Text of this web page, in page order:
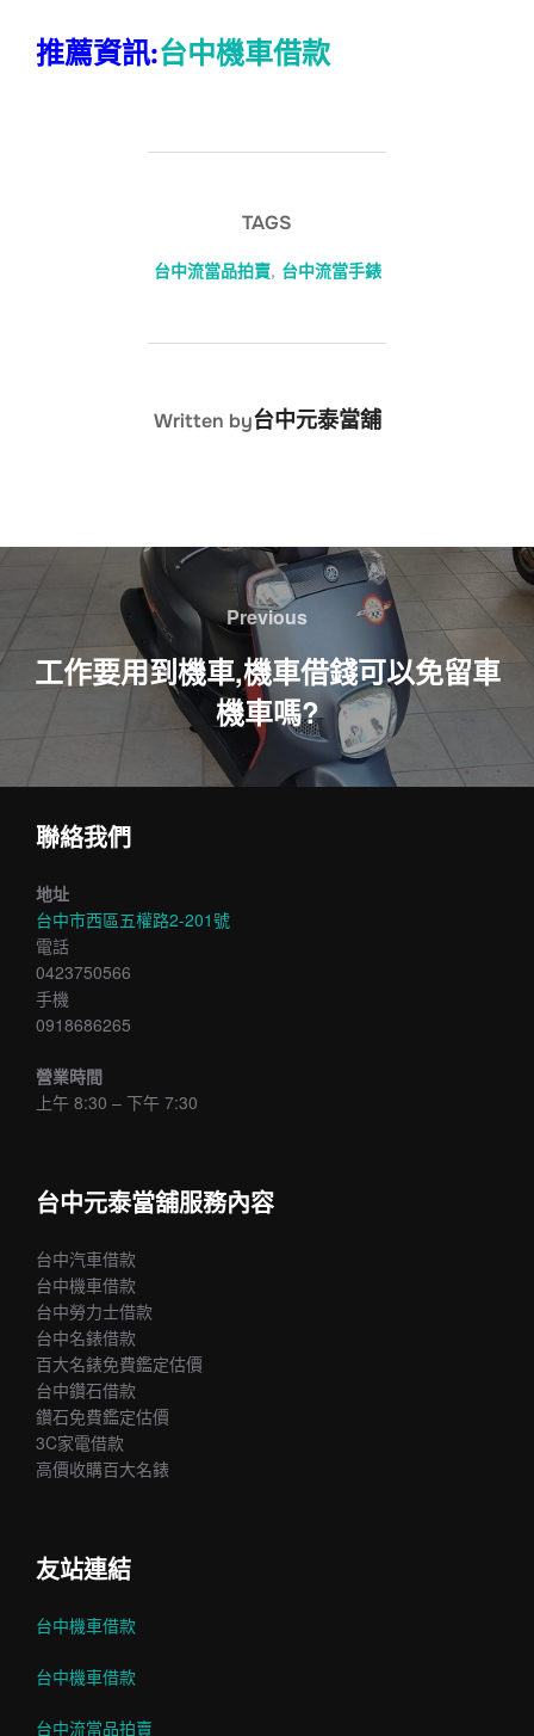
推薦資訊:台中機車借款
TAGS
台中流當品拍賣, 台中流當手錶
POST AUTHOR
Written by台中元泰當舖
章
導
Previous
Previous
工作要用到機車,機車借錢可以免留車
機車嗎?
聯絡我們
地址
台中市西區五權路2-201號
電話
0423750566
手機
0918686265
營業時間
上午 8:30 – 下午 7:30
台中元泰當舖服務內容
台中汽車借款
台中機車借款
台中勞力士借款
台中名錶借款
百大名錶免費鑑定估價
台中鑽石借款
鑽石免費鑑定估價
3C家電借款
高價收購百大名錶
友站連結
台中機車借款
台中機車借款
台中流當品拍賣